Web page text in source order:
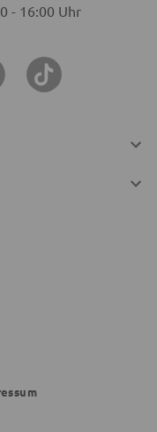
- 16:00 Uhr